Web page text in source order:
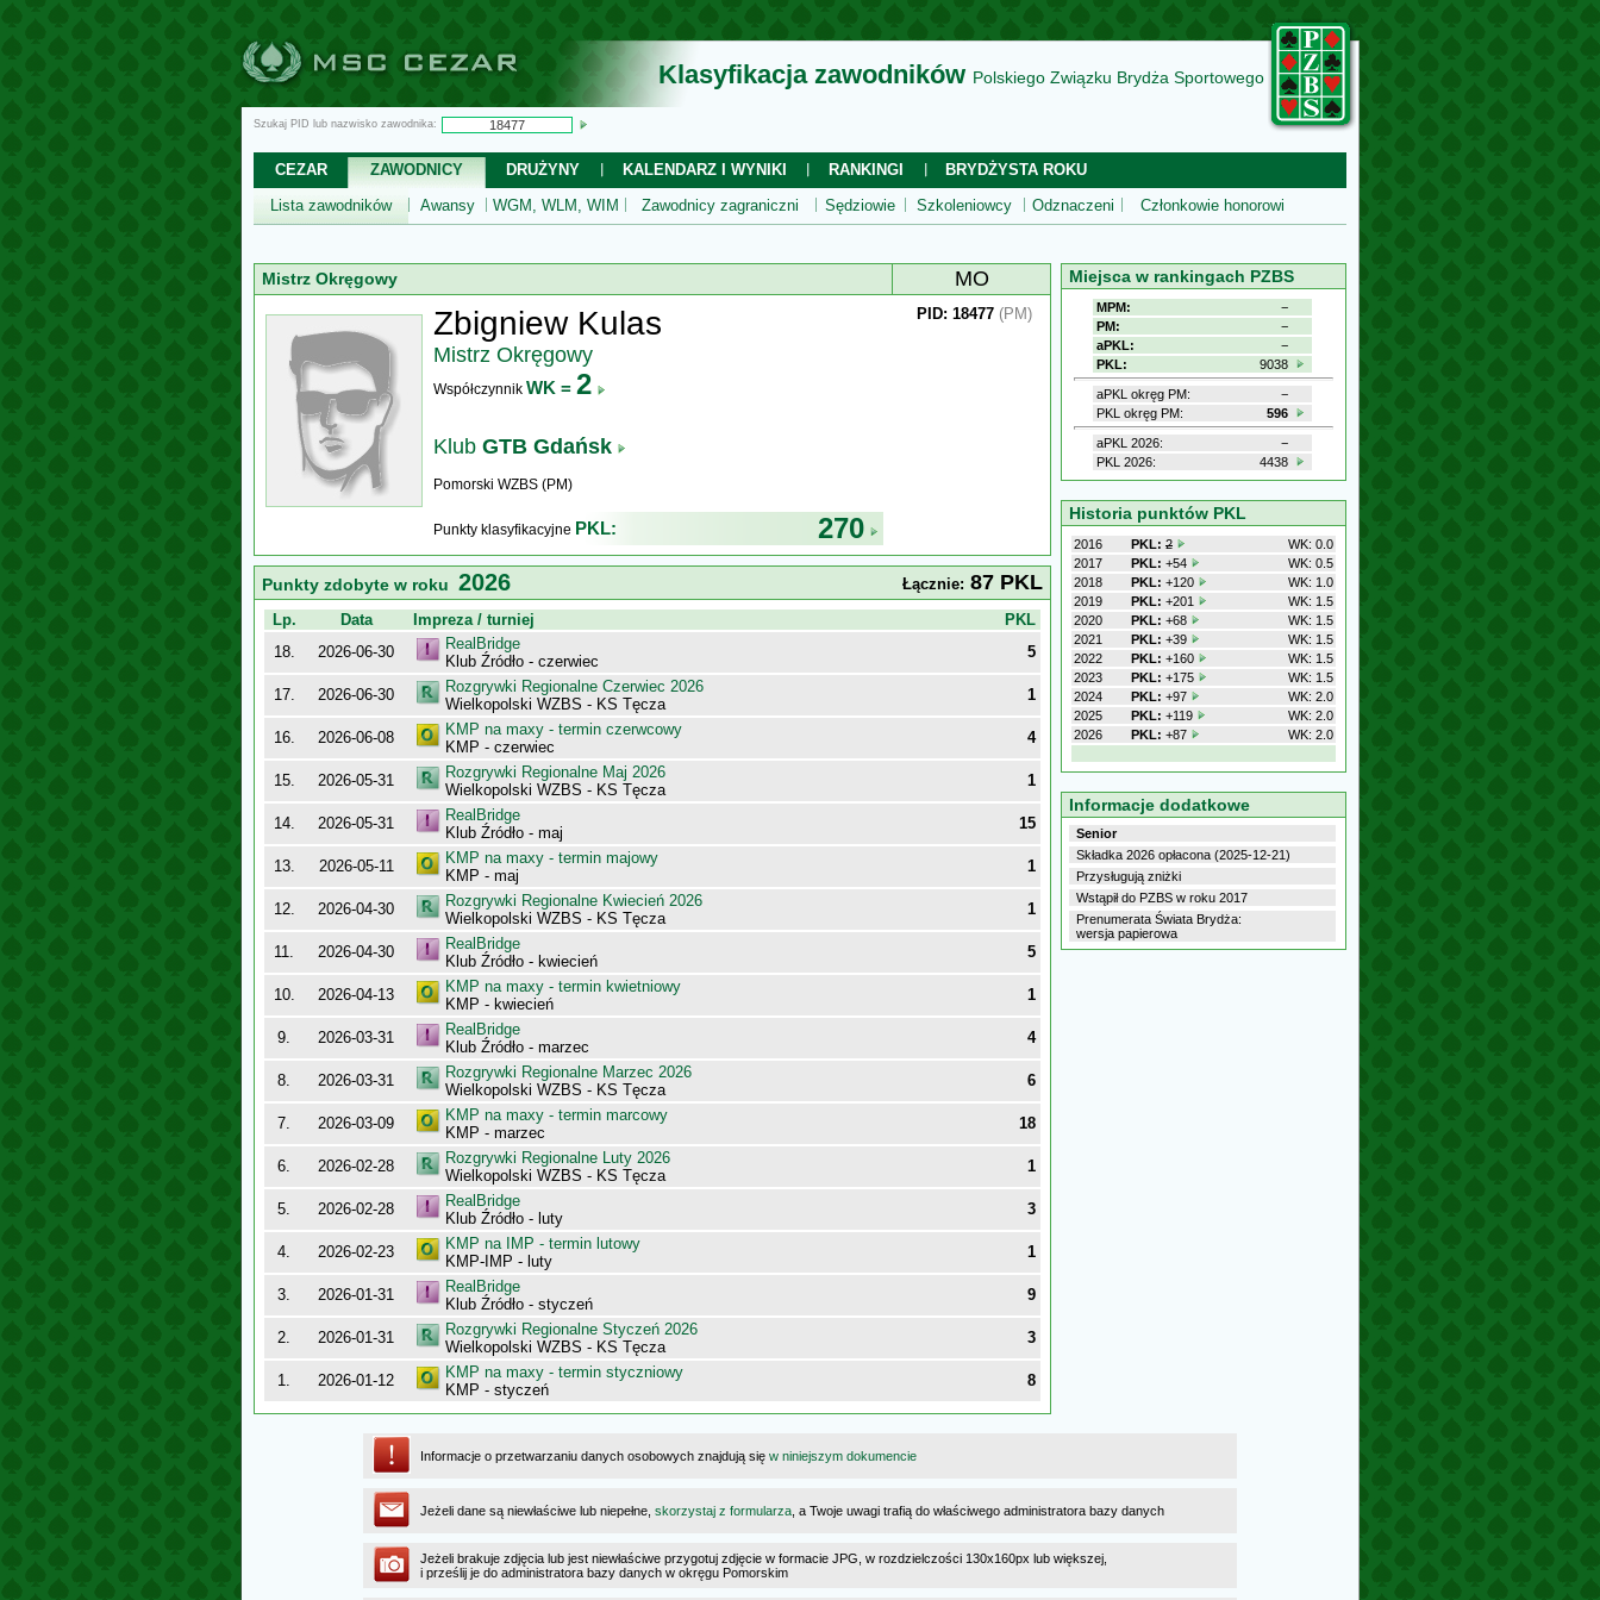
Klasyfikacja zawodników Polskiego Związku Brydża Sportowego
Szukaj PID lub nazwisko zawodnika:
CEZAR ZAWODNICY DRUŻYNY KALENDARZ I WYNIKI RANKINGI
BRYDŻYSTA ROKU
Lista zawodników
Awansy WGM, WLM, WIM Zawodnicy zagraniczni Sędziowie Szkoleniowcy Odznaczeni Członkowie honorowi
Mistrz Okręgowy MO
Zbigniew Kulas
Mistrz Okręgowy
Współczynnik WK = 2
Klub GTB Gdańsk
Pomorski WZBS (PM)
Punkty klasyfikacyjne PKL: 270
PID: 18477 (PM)
Punkty zdobyte w roku 2026 Łącznie: 87 PKL
Lp. Data Impreza / turniej
PKL
18.
2026-06-30
RealBridge
Klub Źródło - czerwiec
5
17. 2026-06-30
Rozgrywki Regionalne Czerwiec 2026
Wielkopolski WZBS - KS Tęcza
1
16. 2026-06-08
KMP na maxy - termin czerwcowy
KMP - czerwiec
4
15. 2026-05-31
Rozgrywki Regionalne Maj 2026
Wielkopolski WZBS - KS Tęcza
1
14. 2026-05-31
RealBridge
Klub Źródło - maj
15
13. 2026-05-11
KMP na maxy - termin majowy
KMP - maj
1
12. 2026-04-30
Rozgrywki Regionalne Kwiecień 2026
Wielkopolski WZBS - KS Tęcza
1
11. 2026-04-30
RealBridge
Klub Źródło - kwiecień
5
10. 2026-04-13
KMP na maxy - termin kwietniowy
KMP - kwiecień
1
9. 2026-03-31
RealBridge
Klub Źródło - marzec
4
8. 2026-03-31
Rozgrywki Regionalne Marzec 2026
Wielkopolski WZBS - KS Tęcza
6
7. 2026-03-09
KMP na maxy - termin marcowy
KMP - marzec
18
6. 2026-02-28
Rozgrywki Regionalne Luty 2026
Wielkopolski WZBS - KS Tęcza
1
5. 2026-02-28
RealBridge
Klub Źródło - luty
3
4. 2026-02-23
KMP na IMP - termin lutowy
KMP-IMP - luty
1
3. 2026-01-31
RealBridge
Klub Źródło - styczeń
9
2. 2026-01-31
Rozgrywki Regionalne Styczeń 2026
Wielkopolski WZBS - KS Tęcza
3
1. 2026-01-12
KMP na maxy - termin styczniowy
KMP - styczeń
8
Miejsca w rankingach PZBS
MPM:
−
PM:
−
aPKL:
−
PKL:
9038
aPKL okręg PM:
−
PKL okręg PM:
596
aPKL 2026:
−
PKL 2026:
4438
Historia punktów PKL
2016 PKL: 2
WK: 0.0
2017
PKL: +54
WK: 0.5
2018
PKL: +120
WK: 1.0
2019
PKL: +201
WK: 1.5
2020
PKL: +68
WK: 1.5
2021
PKL: +39
WK: 1.5
2022
PKL: +160
WK: 1.5
2023
PKL: +175
WK: 1.5
2024
PKL: +97
WK: 2.0
2025
PKL: +119
WK: 2.0
2026
PKL: +87 WK: 2.0
Informacje dodatkowe
Senior
Składka 2026 opłacona (2025-12-21)
Przysługują zniżki
Wstąpił do PZBS w roku 2017
Prenumerata Świata Brydża:
wersja papierowa
Informacje o przetwarzaniu danych osobowych znajdują się w niniejszym dokumencie
Jeżeli dane są niewłaściwe lub niepełne, skorzystaj z formularza , a Twoje uwagi trafią do właściwego administratora bazy danych
Jeżeli brakuje zdjęcia lub jest niewłaściwe przygotuj zdjęcie w formacie JPG, w rozdzielczości 130x160px lub większej,
i prześlij je do administratora bazy danych w okręgu Pomorskim